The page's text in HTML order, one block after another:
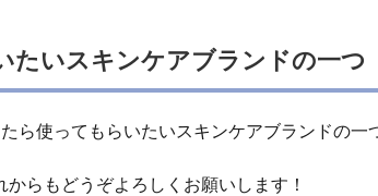
たいスキンケアブランドの一つ
ら使ってもらいたいスキンケアブランドの一
らもどうぞよろしくお願いします！